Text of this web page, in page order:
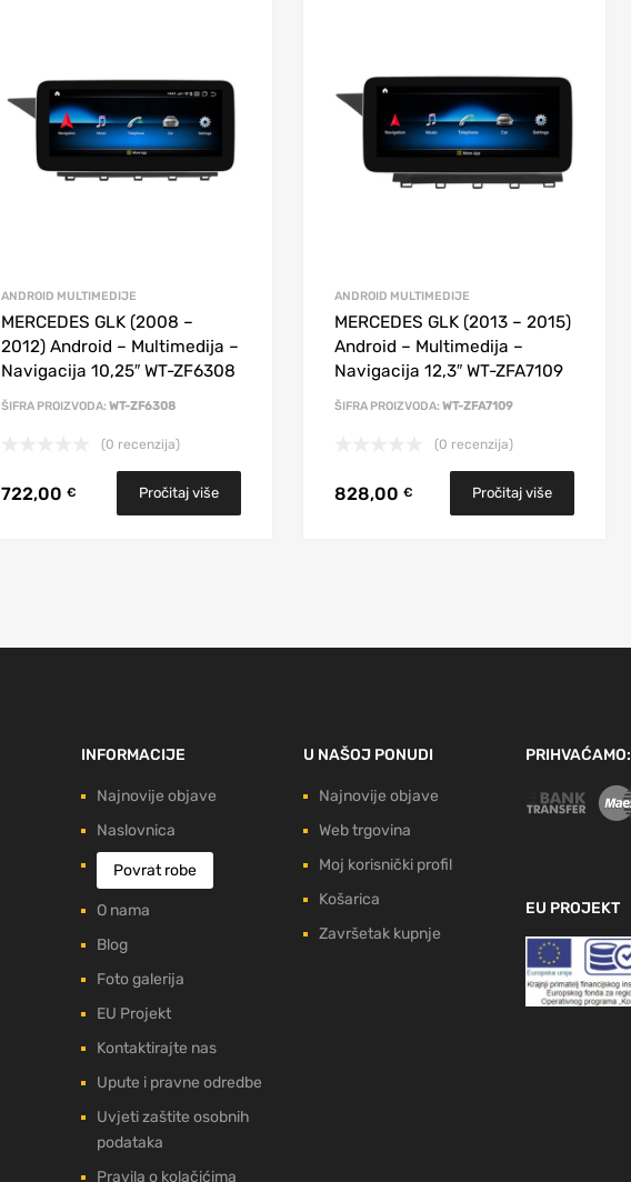
ANDROID MULTIMEDIJE
MERCEDES GLK (2008 –
2012) Android – Multimedija –
Navigacija 10,25″ WT-ZF6308
ŠIFRA PROIZVODA: WT-ZF6308
(0 recenzija)
722,00 € Pročitaj više
ANDROID MULTIMEDIJE
MERCEDES GLK (2013 – 2015)
Android – Multimedija –
Navigacija 12,3″ WT-ZFA7109
ŠIFRA PROIZVODA: WT-ZFA7109
(0 recenzija)
828,00 € Pročitaj više
INFORMACIJE
Najnovije objave
Naslovnica
Povrat robe
O nama
Blog
Foto galerija
EU Projekt
Kontaktirajte nas
Upute i pravne odredbe
Uvjeti zaštite osobnih
podataka
Pravila o kolačićima
U NAŠOJ PONUDI
Najnovije objave
Web trgovina
Moj korisnički profil
Košarica
Završetak kupnje
PRIHVAĆAMO:
EU PROJEKT